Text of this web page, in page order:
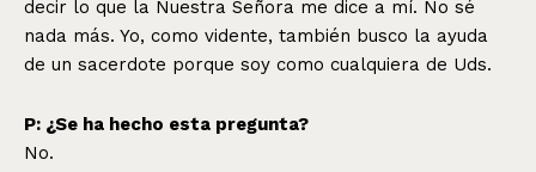
decir lo que la Nuestra Señora me dice a mí. No sé
nada más. Yo, como vidente, también busco la ayuda
de un sacerdote porque soy como cualquiera de Uds.
P: ¿Se ha hecho esta pregunta?
No.